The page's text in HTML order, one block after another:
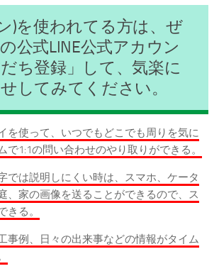
)を使われてる方は、ぜ
公式LINE公式アカウン
ち登録」して、気楽に
してみてください。
を使って、いつでもどこでも周りを気に
で1:1の問い合わせのやり取りができる。
では説明しにくい時は、スマホ、ケータ
、家の画像を送ることができるので、ス
きる。
事例、日々の出来事などの情報がタイム